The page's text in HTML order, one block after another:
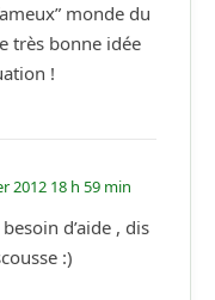
monde du
très bonne idée
!
2012 18 h 59 min
d’aide , dis
:)